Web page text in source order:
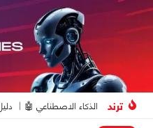
ترند الذكاء الاصطناعي 🤖